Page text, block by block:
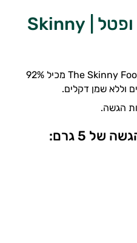
ממרח שוקולד לבן ופטל | Skinny
ממרח שוקולד לבן ופטל של The Skinny Food Co מכיל 92%
וללא שמן דקלים.
של 5 גרם: